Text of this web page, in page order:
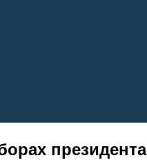
президента